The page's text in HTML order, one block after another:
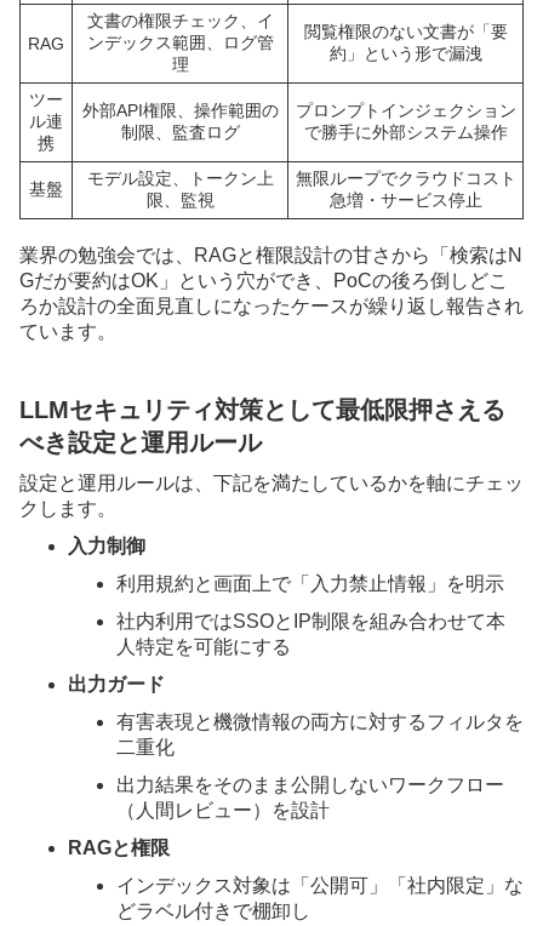
RAG
文書の権限チェック、イ
ンデックス範囲、ログ管
理
閲覧権限のない文書が「要
約」という形で漏洩
ツー
ル連
携
外部API権限、操作範囲の
制限、監査ログ
プロンプトインジェクション
で勝手に外部システム操作
基盤
モデル設定、トークン上
限、監視
無限ループでクラウドコスト
急増・サービス停止
業界の勉強会では、RAGと権限設計の甘さから「検索はN
Gだが要約はOK」という穴ができ、PoCの後ろ倒しどこ
ろか設計の全面見直しになったケースが繰り返し報告され
ています。
LLMセキュリティ対策として最低限押さえる
べき設定と運用ルール
設定と運用ルールは、下記を満たしているかを軸にチェッ
クします。
入力制御
利用規約と画面上で「入力禁止情報」を明示
社内利用ではSSOとIP制限を組み合わせて本
人特定を可能にする
出力ガード
有害表現と機微情報の両方に対するフィルタを
二重化
出力結果をそのまま公開しないワークフロー
（人間レビュー）を設計
RAGと権限
インデックス対象は「公開可」「社内限定」な
どラベル付きで棚卸し